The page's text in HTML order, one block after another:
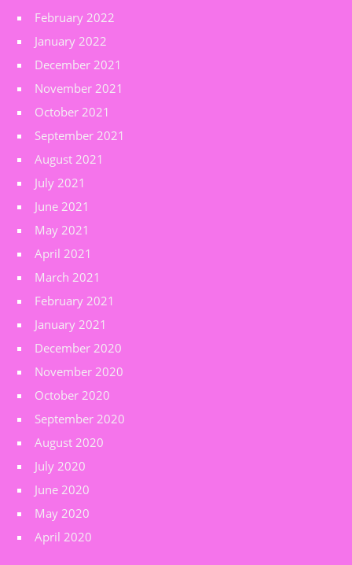
February 2022
January 2022
December 2021
November 2021
October 2021
September 2021
August 2021
July 2021
June 2021
May 2021
April 2021
March 2021
February 2021
January 2021
December 2020
November 2020
October 2020
September 2020
August 2020
July 2020
June 2020
May 2020
April 2020